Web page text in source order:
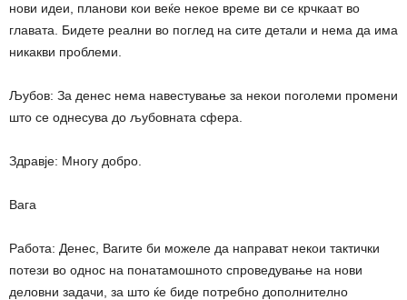
нови идеи, планови кои веќе некое време ви се крчкаат во
главата. Бидете реални во поглед на сите детали и нема да има
никакви проблеми.
Љубов: За денес нема навестување за некои поголеми промени
што се однесува до љубовната сфера.
Здравје: Многу добро.
Вага
Работа: Денес, Вагите би можеле да направат некои тактички
потези во однос на понатамошното спроведување на нови
деловни задачи, за што ќе биде потребно дополнително